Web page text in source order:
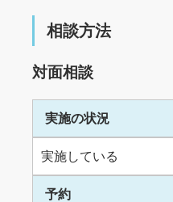
相談方法
対面相談
実施の状況
実施している
予約